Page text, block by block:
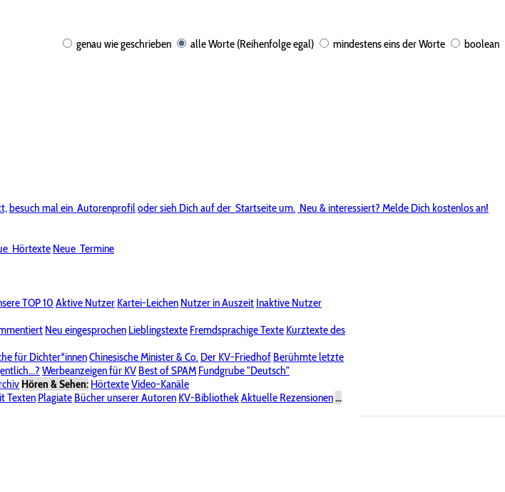
genau wie geschrieben alle Worte (Reihenfolge egal) mindestens eins der Worte boolean
besuch mal ein Autorenprofiloder sieh Dich auf der Startseite um. Neu & interessiert? Melde Dich kostenlos an!
Hörtexte Neue Termine
TOP 10 Aktive Nutzer Kartei-Leichen Nutzer in Auszeit Inaktive Nutzer
Neu eingesprochen Lieblingstexte Fremdsprachige Texte Kurztexte des
für Dichter*innenChinesische Minister & Co. Der KV-Friedhof Berühmte letzte
Werbeanzeigen für KV Best of SPAM Fundgrube "Deutsch"
Hören & Sehen: HörtexteVideo-Kanäle
Texten Plagiate Bücher unserer Autoren KV-BibliothekAktuelle Rezensionen...
führen zu KVPasswort vergessen?
Impressum